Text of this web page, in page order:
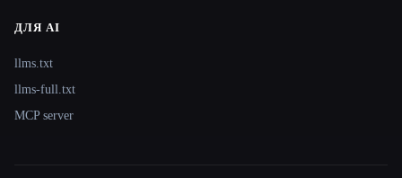
ДЛЯ AI
llms.txt
llms-full.txt
MCP server